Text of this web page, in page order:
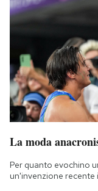
La moda
Per quanto evochino
un'invenzione recente